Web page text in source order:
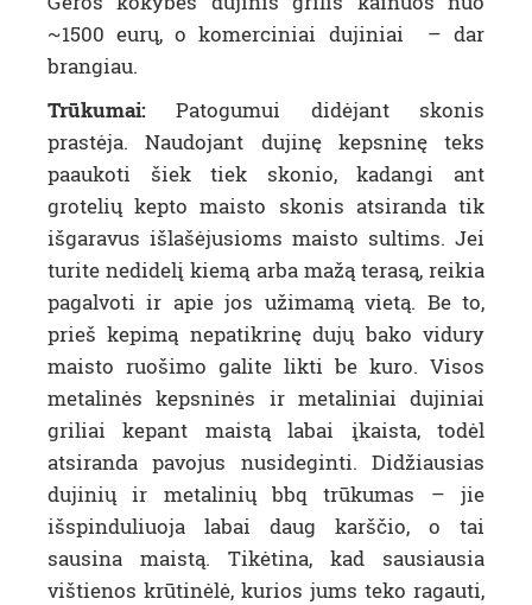
~1500 eurų, o komerciniai dujiniai – dar
brangiau.
Trūkumai: Patogumui didėjant skonis
prastėja. Naudojant dujinę kepsninę teks
paaukoti šiek tiek skonio, kadangi ant
grotelių kepto maisto skonis atsiranda tik
išgaravus išlašėjusioms maisto sultims. Jei
turite nedidelį kiemą arba mažą terasą, reikia
pagalvoti ir apie jos užimamą vietą. Be to,
prieš kepimą nepatikrinę dujų bako vidury
maisto ruošimo galite likti be kuro. Visos
metalinės kepsninės ir metaliniai dujiniai
griliai kepant maistą labai įkaista, todėl
atsiranda pavojus nusideginti. Didžiausias
dujinių ir metalinių bbq trūkumas – jie
išspinduliuoja labai daug karščio, o tai
sausina maistą. Tikėtina, kad sausiausia
vištienos krūtinėlė, kurios jums teko ragauti,